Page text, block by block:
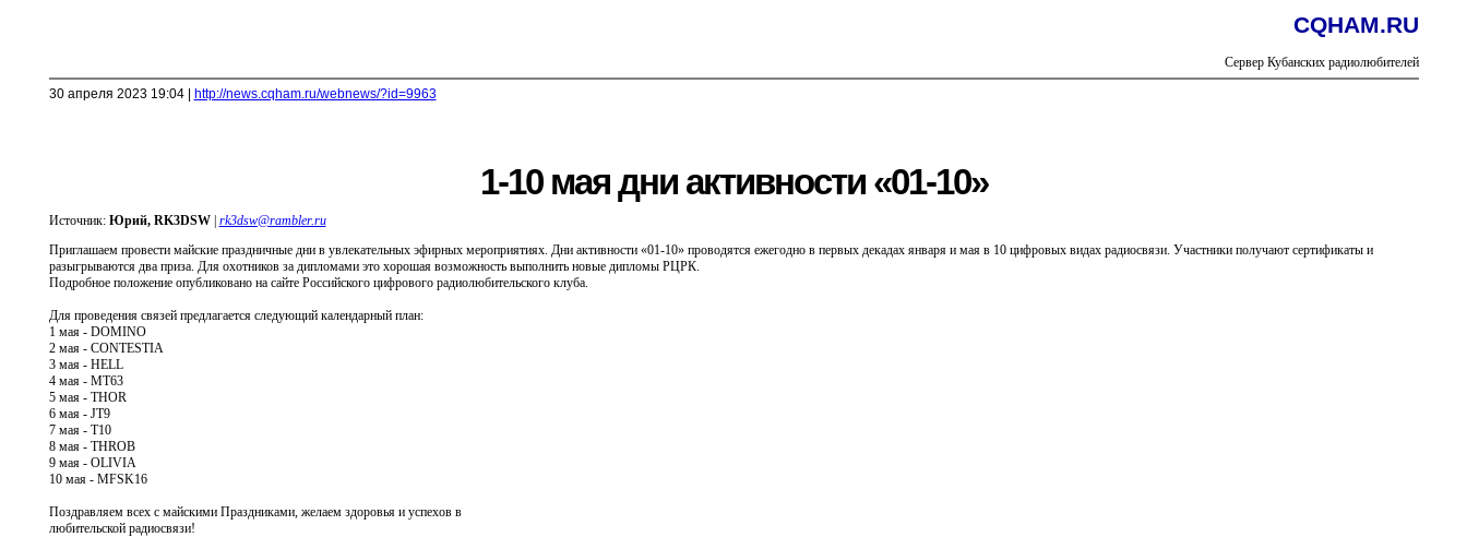
CQHAM.RU
Сервер Кубанских радиолюбителей
30 апреля 2023 19:04 | http://news.cqham.ru/webnews/?id=9963
1-10 мая дни активности «01-10»
Источник: Юрий, RK3DSW| rk3dsw@rambler.ru
Приглашаем провести майские праздничные дни в увлекательных эфирных мероприятиях. Дни активности «01-10» проводятся ежегодно в первых декадах января и мая в 10 цифровых видах радиосвязи. Участники получают сертификаты и
разыгрываются два приза. Для охотников за дипломами это хорошая возможность выполнить новые дипломы РЦРК.
Подробное положение опубликовано на сайте Российского цифрового радиолюбительского клуба.
Для проведения связей предлагается следующий календарный план:
1 мая - DOMINO
2 мая - CONTESTIA
3 мая - HELL
4 мая - MT63
5 мая - THOR
6 мая - JT9
7 мая - T10
8 мая - THROB
9 мая - OLIVIA
10 мая - MFSK16
Поздравляем всех с майскими Праздниками, желаем здоровья и успехов в
любительской радиосвязи!